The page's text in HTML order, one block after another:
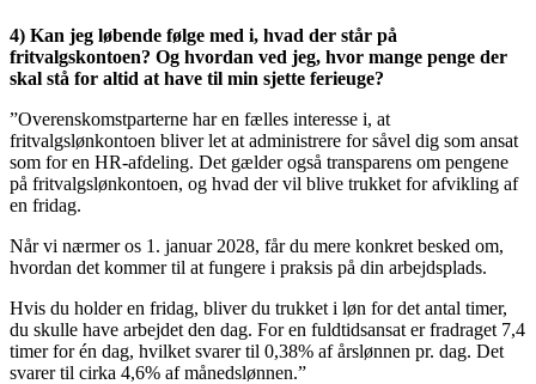
4) Kan jeg løbende følge med i, hvad der står på
fritvalgskontoen? Og hvordan ved jeg, hvor mange penge der
skal stå for altid at have til min sjette ferieuge?
”Overenskomstparterne har en fælles interesse i, at
fritvalgslønkontoen bliver let at administrere for såvel dig som ansat
som for en HR-afdeling. Det gælder også transparens om pengene
på fritvalgslønkontoen, og hvad der vil blive trukket for afvikling af
en fridag.
Når vi nærmer os 1. januar 2028, får du mere konkret besked om,
hvordan det kommer til at fungere i praksis på din arbejdsplads.
Hvis du holder en fridag, bliver du trukket i løn for det antal timer,
du skulle have arbejdet den dag. For en fuldtidsansat er fradraget 7,4
timer for én dag, hvilket svarer til 0,38% af årslønnen pr. dag. Det
svarer til cirka 4,6% af månedslønnen.”